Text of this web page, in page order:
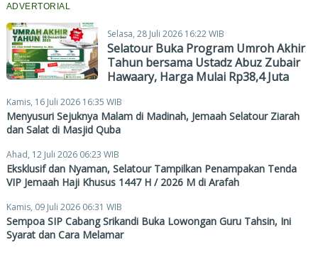
ADVERTORIAL
Selasa, 28 Juli 2026 16:22 WIB
Selatour Buka Program Umroh Akhir
Tahun bersama Ustadz Abuz Zubair
Hawaary, Harga Mulai Rp38,4 Juta
Kamis, 16 Juli 2026 16:35 WIB
Menyusuri Sejuknya Malam di Madinah, Jemaah Selatour Ziarah
dan Salat di Masjid Quba
Ahad, 12 Juli 2026 06:23 WIB
Eksklusif dan Nyaman, Selatour Tampilkan Penampakan Tenda
VIP Jemaah Haji Khusus 1447 H / 2026 M di Arafah
Kamis, 09 Juli 2026 06:31 WIB
Sempoa SIP Cabang Srikandi Buka Lowongan Guru Tahsin, Ini
Syarat dan Cara Melamar